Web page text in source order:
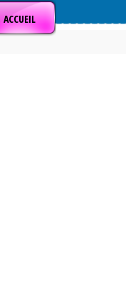
ACCUEIL